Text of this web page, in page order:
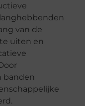
van de
uiten en
banden